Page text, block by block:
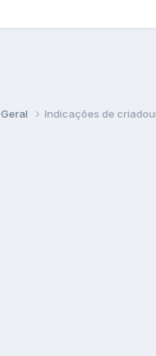
Geral Indicações de